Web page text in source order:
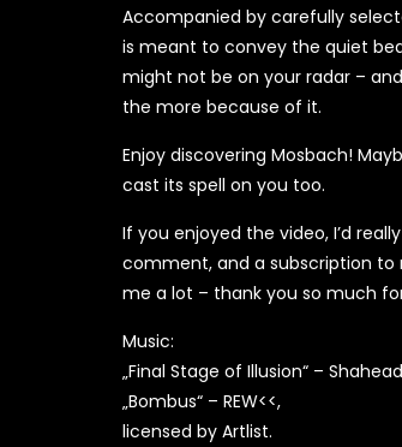
Accompanied by carefully
is meant to convey the quiet
might not be on your radar –
the more because of it.
Enjoy discovering Mosbach!
cast its spell on you too.
If you enjoyed the video, I’d
comment, and a subscription to
me a lot – thank you so much
Music:
„Final Stage of Illusion“ –
„Bombus“ – REW<<,
licensed by Artlist.